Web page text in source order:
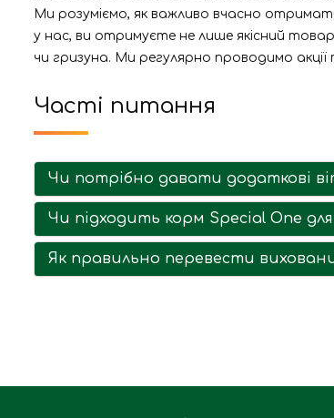
Ми розуміємо, як важливо вчасно
у нас, ви отримуєте не лише якісний
чи гризуна. Ми регулярно проводимо акції
Часті питання
Чи потрібно давати додаткові
Чи підходить корм Special One
Як правильно перевести